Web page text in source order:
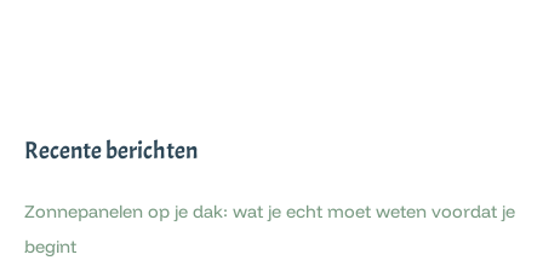
Recente berichten
Zonnepanelen op je dak: wat je echt moet weten voordat je
begint